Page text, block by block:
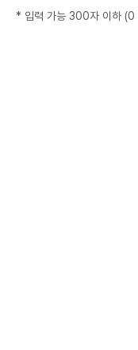
* 입력 가능 300자 이하 (0